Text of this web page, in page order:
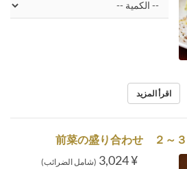
اقرأ المزيد
¥ 3,024 (شامل الضرائب)